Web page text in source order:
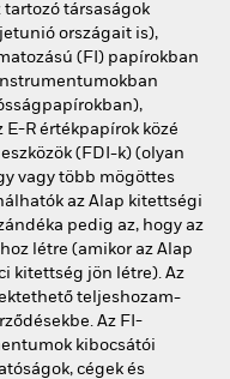
társaságok
országait is),
(FI) papírokban
E-R értékpapírok közé
(FDI-k) (olyan
vagy több mögöttes
az Alap kitettségi
pedig az, hogy az
létre (amikor az Alap
kitettség jön létre). Az
teljeshozam-
Az FI-
kibocsátói
cégek és